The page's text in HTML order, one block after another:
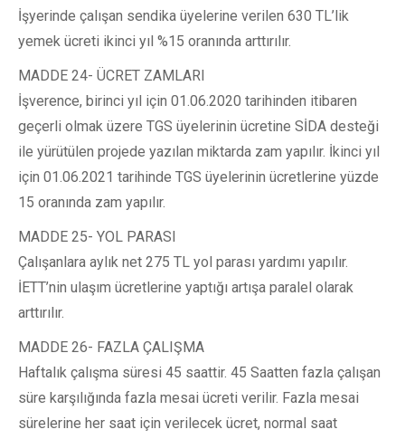
İşyerinde çalışan sendika üyelerine verilen 630 TL’lik
yemek ücreti ikinci yıl %15 oranında arttırılır.
MADDE 24- ÜCRET ZAMLARI
İşverence, birinci yıl için 01.06.2020 tarihinden itibaren
geçerli olmak üzere TGS üyelerinin ücretine SİDA desteği
ile yürütülen projede yazılan miktarda zam yapılır. İkinci yıl
için 01.06.2021 tarihinde TGS üyelerinin ücretlerine yüzde
15 oranında zam yapılır.
MADDE 25- YOL PARASI
Çalışanlara aylık net 275 TL yol parası yardımı yapılır.
İETT’nin ulaşım ücretlerine yaptığı artışa paralel olarak
arttırılır.
MADDE 26- FAZLA ÇALIŞMA
Haftalık çalışma süresi 45 saattir. 45 Saatten fazla çalışan
süre karşılığında fazla mesai ücreti verilir. Fazla mesai
sürelerine her saat için verilecek ücret, normal saat